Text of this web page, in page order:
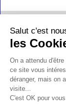
Salut c'est
les
On a attendu
ce site vous
déranger, mais on
visite...
C'est OK pour